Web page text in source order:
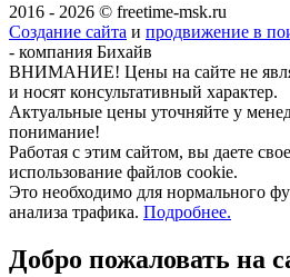
2016 - 2026 © freetime-msk.ru
Создание сайта и продвижение в
- компания Бихайв
ВНИМАНИЕ! Цены на сайте не
и носят консультативный характер.
Актуальные цены уточняйте у
понимание!
Работая с этим сайтом, вы даете
использование файлов cookie.
Это необходимо для нормального
анализа трафика. Подробнее.
Добро пожаловать на